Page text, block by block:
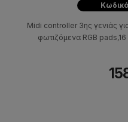
Midi controller 3ης γενιάς
φωτιζόμενα RGB